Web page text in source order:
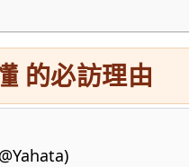
的必訪理由